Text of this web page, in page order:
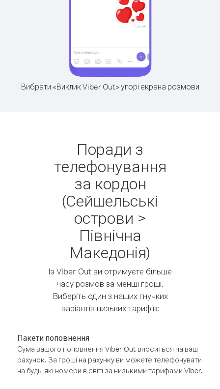
Вибрати «Виклик Viber Out» угорі екрана розмови
Поради з
телефонування
за кордон
(Сейшельські
острови >
Північна
Македонія)
Із Viber Out ви отримуєте більше
часу розмов за менші гроші.
Виберіть один з наших гнучких
варіантів низьких тарифів:
Пакети поповнення
Сума вашого поповнення Viber Out вноситься на ваш
рахунок. За гроші на рахунку ви можете телефонувати
на будь-які номери в світі за низькими тарифами Viber.